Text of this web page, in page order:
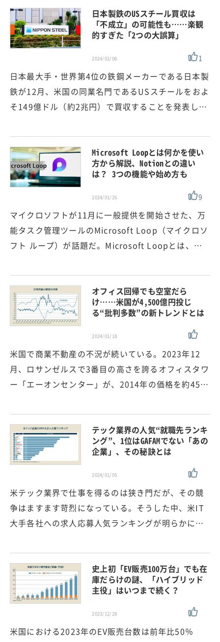
日本製鉄のUSスチール買収は
「不成立」の可能性も……楽観
的すぎた「2つの大誤算」
2024/02/06 1
日本最大手・世界第4位の鉄鋼メーカーである日本製
鉄が12月、米国の同業名門であるUSスチールをおよ
そ149億ドル（約2兆円）で買収することを発表し…
Microsoft Loopとは何かを使い
方から解説、Notionとの違い
は？ 3つの機能や始め方も
2024/01/26 9
マイクロソフトが11月に一般提供を開始させた、万
能タスク管理ツールのMicrosoft Loop（マイクロソ
フト ループ）が話題だ。Microsoft Loopとは、…
オフィス回帰でも空室だら
け……米国が4,500億円投じ
る“批判多数”の新トレンドとは
2024/01/18
米国で商業不動産の不況が続いている。2023年12
月、ロサンゼルスで3番目の高さを誇るオフィスタワ
ー「エーオンセンター」が、2014年の価格を約45…
テック業界の人気“就職先ランキ
ング”、1位はGAFAMでない「あの
企業」、その秘訣とは
2024/01/05
米テック業界で仕事を得るのは狭き門だが、その競
争はますます苛烈になっている。そうした中、米IT
大手各社への求人応募人気ランキングが明らかに…
史上初「EV販売100万台」でも在
庫だらけの謎、「ハイブリッド
主役」はいつまで続く？
2023/12/28
米国における2023年のEV販売台数は前年比50％